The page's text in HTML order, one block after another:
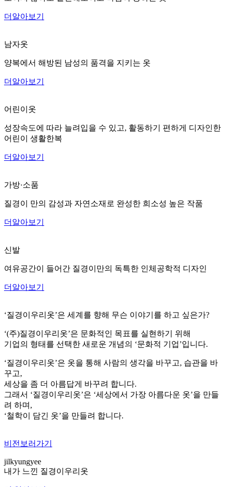
더알아보기
남자옷
양복에서 해방된 남성의 품격을 지키는 옷
더알아보기
어린이옷
성장속도에 따라 늘려입을 수 있고, 활동하기 편하게 디자인한
어린이 생활한복
더알아보기
가방·소품
질경이 만의 감성과 자연소재로 완성한 희소성 높은 작품
더알아보기
신발
여유공간이 들어간 질경이만의 독특한 인체공학적 디자인
더알아보기
‘질경이우리옷’은 세계를 향해 무슨 이야기를 하고 싶은가?
‘(주)질경이우리옷’은 문화적인 목표를 실현하기 위해
기업의 형태를 선택한 새로운 개념의 ‘문화적 기업’입니다.
‘질경이우리옷’은 옷을 통해 사람의 생각을 바꾸고, 습관을 바
꾸고,
세상을 좀 더 아름답게 바꾸려 합니다.
그래서 ‘질경이우리옷’은 ‘세상에서 가장 아름다운 옷’을 만들
려 하며,
‘철학이 담긴 옷’을 만들려 합니다.
비전보러가기
jilkyungyee
내가 느낀 질경이우리옷